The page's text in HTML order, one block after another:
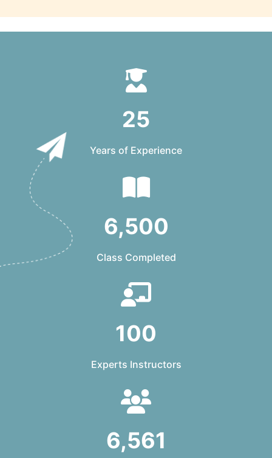
25
Years of Experience
6,500
Class Completed
100
Experts Instructors
6,561